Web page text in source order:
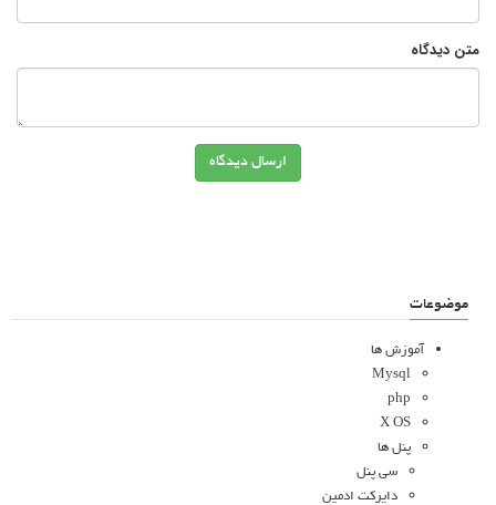
متن دیدگاه
ارسال دیدگاه
موضوعات
آموزش ها
Mysql
php
X OS
پنل ها
سی پنل
دایرکت ادمین